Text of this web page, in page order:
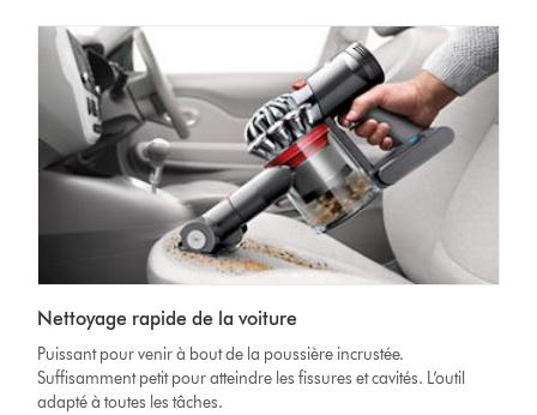
Nettoyage rapide de la voiture
Puissant pour venir à bout de la poussière incrustée.
Suffisamment petit pour atteindre les fissures et cavités. L’outil
adapté à toutes les tâches.